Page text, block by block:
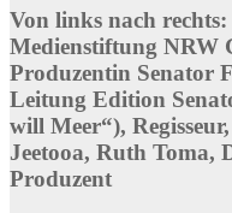
Von links nach
Medienstiftung NRW
Produzentin Senator
Leitung Edition
will Meer“),
Jeetooa, Ruth Toma,
Produzent